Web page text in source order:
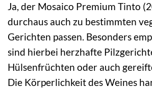
Ja, der Mosaico Premium Tinto
durchaus auch zu bestimmten
Gerichten passen. Besonders
sind hierbei herzhafte
Hülsenfrüchten oder auch
Die Körperlichkeit des Weines